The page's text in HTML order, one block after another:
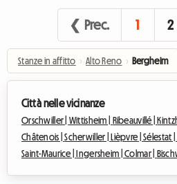
❮ Prec. 1 2
Stanze in affitto › Alto Reno › Bergheim
Città nelle vicinanze
Orschwiller | Wittisheim | Ribeauvillé |
Châtenois |Scherwiller | Lièpvre |Sélestat |
Saint-Maurice |
Ingersheim |Colmar |